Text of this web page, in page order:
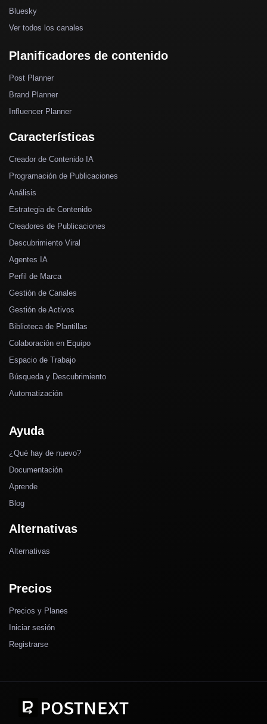
Bluesky
Ver todos los canales
Planificadores de contenido
Post Planner
Brand Planner
Influencer Planner
Características
Creador de Contenido IA
Programación de Publicaciones
Análisis
Estrategia de Contenido
Creadores de Publicaciones
Descubrimiento Viral
Agentes IA
Perfil de Marca
Gestión de Canales
Gestión de Activos
Biblioteca de Plantillas
Colaboración en Equipo
Espacio de Trabajo
Búsqueda y Descubrimiento
Automatización
Ayuda
¿Qué hay de nuevo?
Documentación
Aprende
Blog
Alternativas
Alternativas
Precios
Precios y Planes
Iniciar sesión
Registrarse